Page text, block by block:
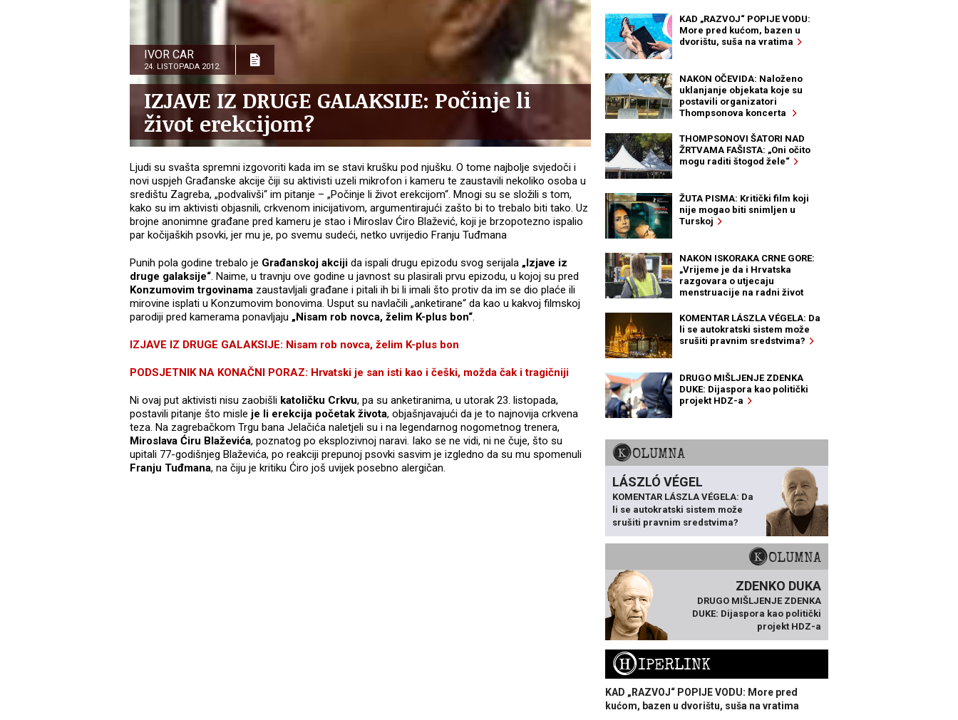
IVOR CAR
24. LISTOPADA 2012.
IZJAVE IZ DRUGE GALAKSIJE: Počinje li
život erekcijom?
Ljudi su svašta spremni izgovoriti kada im se stavi krušku pod njušku. O tome najbolje svjedoči i
novi uspjeh Građanske akcije čiji su aktivisti uzeli mikrofon i kameru te zaustavili nekoliko osoba u
središtu Zagreba, „podvalivši“ im pitanje – „Počinje li život erekcijom“. Mnogi su se složili s tom,
kako su im aktivisti objasnili, crkvenom inicijativom, argumentirajući zašto bi to trebalo biti tako. Uz
brojne anonimne građane pred kameru je stao i Miroslav Ćiro Blažević, koji je brzopotezno ispalio
par kočijaških psovki, jer mu je, po svemu sudeći, netko uvrijedio Franju Tuđmana
Punih pola godine trebalo je Građanskoj akciji da ispali drugu epizodu svog serijala „Izjave iz
druge galaksije“. Naime, u travnju ove godine u javnost su plasirali prvu epizodu, u kojoj su pred
Konzumovim trgovinama zaustavljali građane i pitali ih bi li imali što protiv da im se dio plaće ili
mirovine isplati u Konzumovim bonovima. Usput su navlačili „anketirane“ da kao u kakvoj filmskoj
parodiji pred kamerama ponavljaju „Nisam rob novca, želim K-plus bon“.
IZJAVE IZ DRUGE GALAKSIJE: Nisam rob novca, želim K-plus bon
PODSJETNIK NA KONAČNI PORAZ: Hrvatski je san isti kao i češki, možda čak i tragičniji
Ni ovaj put aktivisti nisu zaobišli katoličku Crkvu, pa su anketiranima, u utorak 23. listopada,
postavili pitanje što misle je li erekcija početak života, objašnjavajući da je to najnovija crkvena
teza. Na zagrebačkom Trgu bana Jelačića naletjeli su i na legendarnog nogometnog trenera,
Miroslava Ćiru Blaževića, poznatog po eksplozivnoj naravi. Iako se ne vidi, ni ne čuje, što su
upitali 77-godišnjeg Blaževića, po reakciji prepunoj psovki sasvim je izgledno da su mu spomenuli
Franju Tuđmana, na čiju je kritiku Ćiro još uvijek posebno alergičan.
KAD „RAZVOJ“ POPIJE VODU:
More pred kućom, bazen u
dvorištu, suša na vratima
NAKON OČEVIDA: Naloženo
uklanjanje objekata koje su
postavili organizatori
Thompsonova koncerta
THOMPSONOVI ŠATORI NAD
ŽRTVAMA FAŠISTA: „Oni očito
mogu raditi štogod žele“
ŽUTA PISMA: Kritički film koji
nije mogao biti snimljen u
Turskoj
NAKON ISKORAKA CRNE GORE:
„Vrijeme je da i Hrvatska
razgovara o utjecaju
menstruacije na radni život
KOMENTAR LÁSZLA VÉGELA: Da
li se autokratski sistem može
srušiti pravnim sredstvima?
DRUGO MIŠLJENJE ZDENKA
DUKE: Dijaspora kao politički
projekt HDZ-a
KOLUMNA
LÁSZLÓ VÉGEL
KOMENTAR LÁSZLA VÉGELA: Da
li se autokratski sistem može
srušiti pravnim sredstvima?
KOLUMNA
ZDENKO DUKA
DRUGO MIŠLJENJE ZDENKA
DUKE: Dijaspora kao politički
projekt HDZ-a
HIPERLINK
KAD „RAZVOJ“ POPIJE VODU: More pred
kućom, bazen u dvorištu, suša na vratima